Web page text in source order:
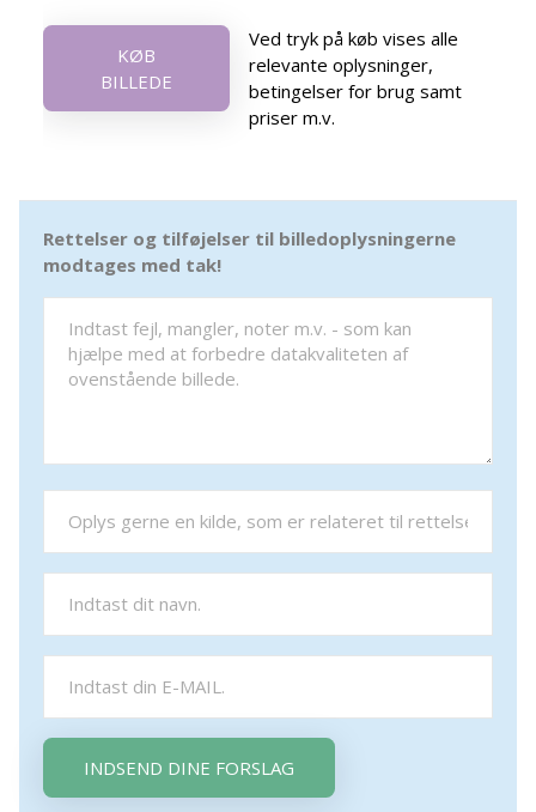
KØB
BILLEDE
Ved tryk på køb vises alle
relevante oplysninger,
betingelser for brug samt
priser m.v.
Rettelser og tilføjelser til billedoplysningerne
modtages med tak!
INDSEND DINE FORSLAG